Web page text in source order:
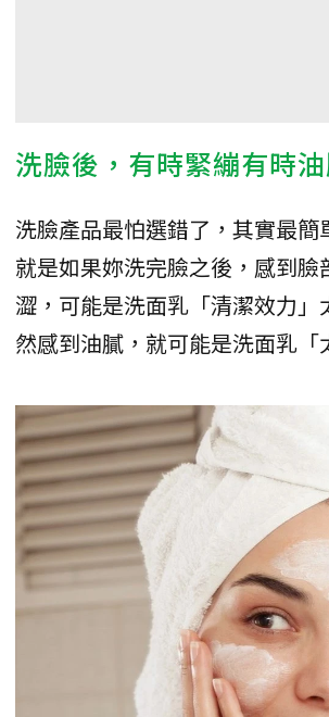
洗臉後，有時緊繃有時油
洗臉產品最怕選錯了，其實最簡
就是如果妳洗完臉之後，感到臉
澀，可能是洗面乳「清潔效力」
然感到油膩，就可能是洗面乳「